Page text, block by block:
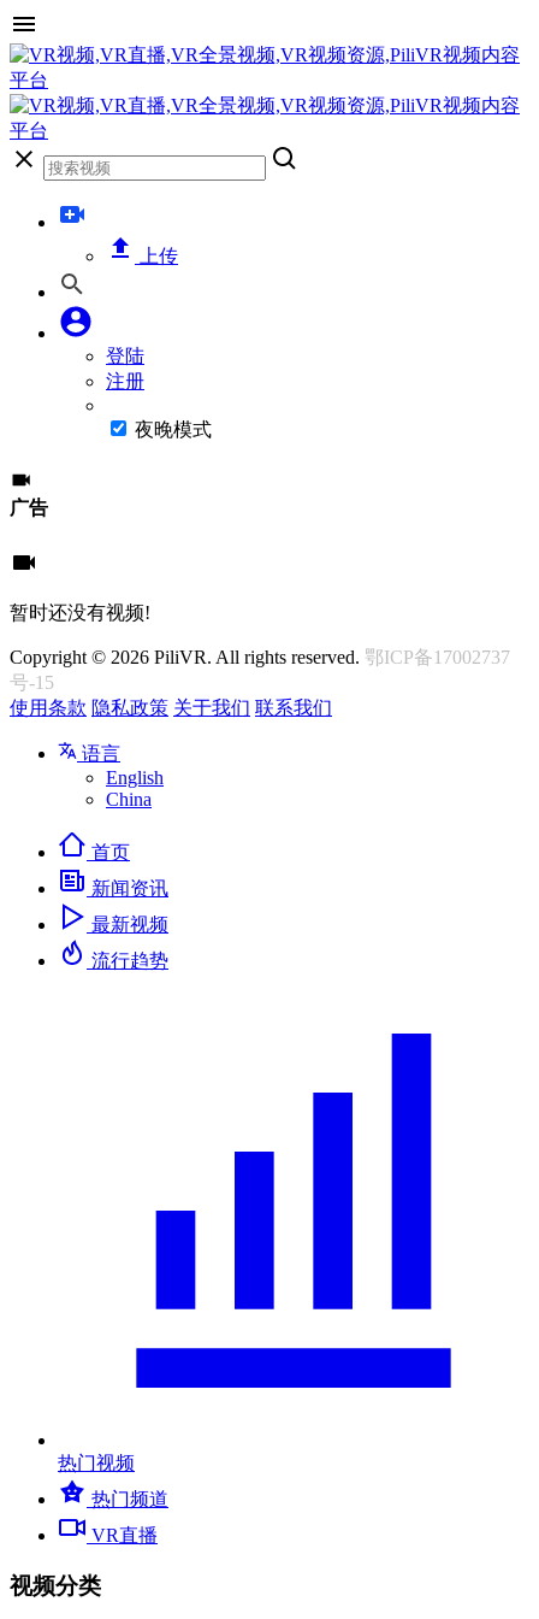
上传
登陆
注册
夜晚模式
广告
暂时还没有视频!
Copyright © 2026 PiliVR. All rights reserved. 鄂ICP备17002737
号-15
使用条款 隐私政策 关于我们 联系我们
语言
English
China
首页
新闻资讯
最新视频
流行趋势
热门视频
热门频道
VR直播
视频分类